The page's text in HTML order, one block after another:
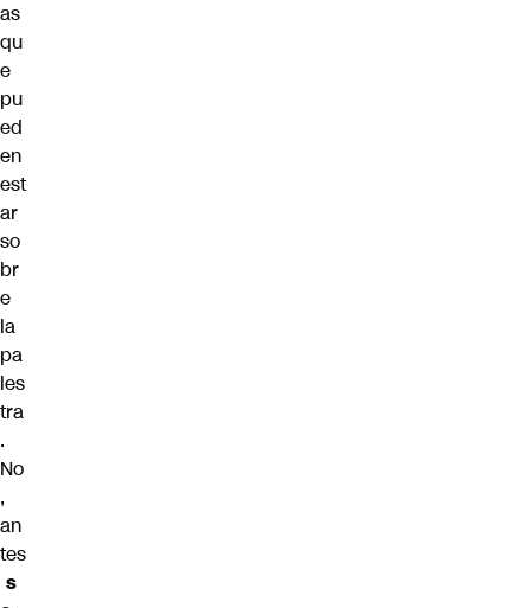
as
qu
e
pu
ed
en
est
ar
so
br
e
la
pa
les
tra
.
No
,
an
tes
s